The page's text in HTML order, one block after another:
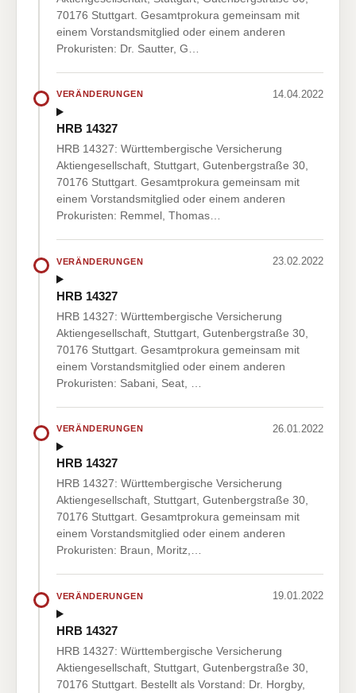
70176 Stuttgart. Gesamtprokura gemeinsam mit
einem Vorstandsmitglied oder einem anderen
Prokuristen: Dr. Sautter, G…
VERÄNDERUNGEN 14.04.2022
HRB 14327
HRB 14327: Württembergische Versicherung
Aktiengesellschaft, Stuttgart, Gutenbergstraße 30,
70176 Stuttgart. Gesamtprokura gemeinsam mit
einem Vorstandsmitglied oder einem anderen
Prokuristen: Remmel, Thomas…
VERÄNDERUNGEN 23.02.2022
HRB 14327
HRB 14327: Württembergische Versicherung
Aktiengesellschaft, Stuttgart, Gutenbergstraße 30,
70176 Stuttgart. Gesamtprokura gemeinsam mit
einem Vorstandsmitglied oder einem anderen
Prokuristen: Sabani, Seat, …
VERÄNDERUNGEN 26.01.2022
HRB 14327
HRB 14327: Württembergische Versicherung
Aktiengesellschaft, Stuttgart, Gutenbergstraße 30,
70176 Stuttgart. Gesamtprokura gemeinsam mit
einem Vorstandsmitglied oder einem anderen
Prokuristen: Braun, Moritz,…
VERÄNDERUNGEN 19.01.2022
HRB 14327
HRB 14327: Württembergische Versicherung
Aktiengesellschaft, Stuttgart, Gutenbergstraße 30,
70176 Stuttgart. Bestellt als Vorstand: Dr. Horgby,